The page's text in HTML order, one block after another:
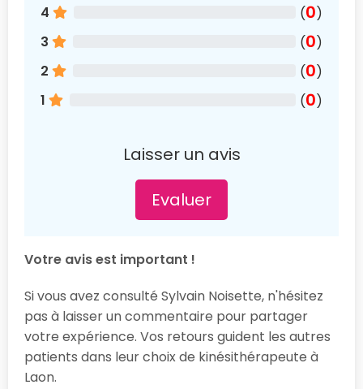
4
(0)
3
(0)
2
(0)
1
(0)
Laisser un avis
Evaluer
Votre avis est important !
Si vous avez consulté Sylvain Noisette, n'hésitez
pas à laisser un commentaire pour partager
votre expérience. Vos retours guident les autres
patients dans leur choix de kinésithérapeute à
Laon.